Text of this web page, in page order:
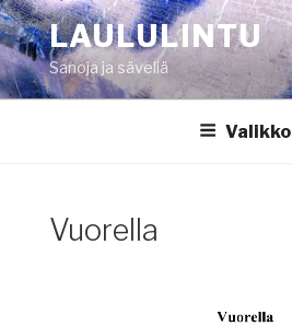
Siirry
sisältöönLAULULINTU
Sanoja ja säveliä
Valikko
Vuorella